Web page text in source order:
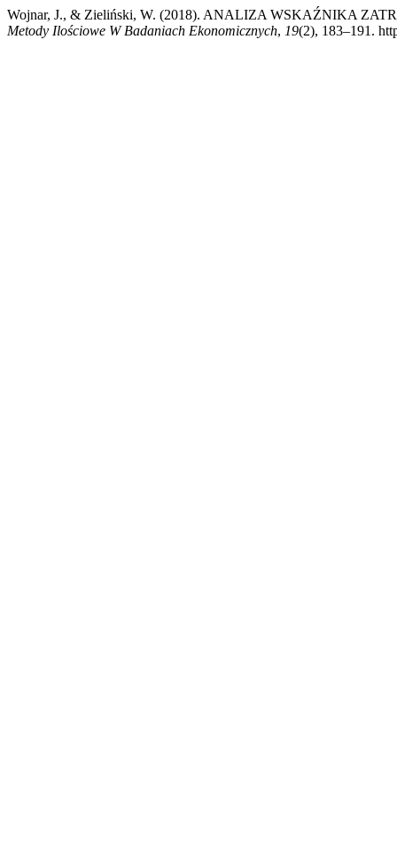
Wojnar, J., & Zieliński, W. (2018). ANALIZA WSKAŹNIKA
Metody Ilościowe W Badaniach Ekonomicznych, 19(2), 183–191.